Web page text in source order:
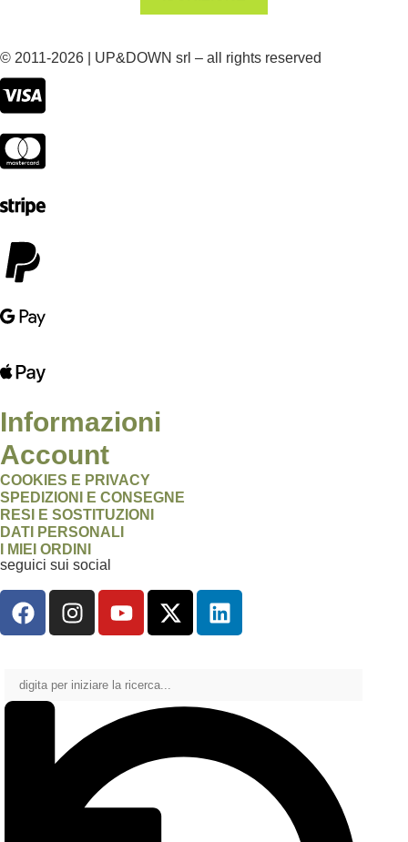
© 2011-2026 | UP&DOWN srl – all rights reserved
Informazioni
Account
COOKIES E PRIVACY
SPEDIZIONI E CONSEGNE
RESI E SOSTITUZIONI
DATI PERSONALI
I MIEI ORDINI
seguici sui social